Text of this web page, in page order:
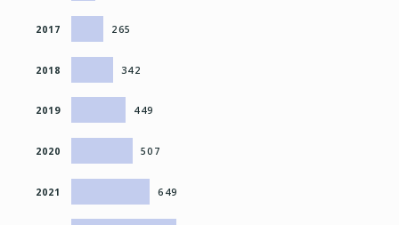
265
2017
342
2018
449
2019
507
2020
649
2021